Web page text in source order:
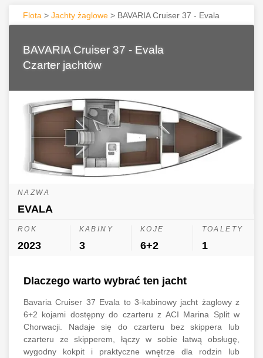
Flota > Jachty żaglowe > BAVARIA Cruiser 37 - Evala
BAVARIA Cruiser 37 - Evala
Czarter jachtów
NAZWA
EVALA
ROK
2023
KABINY
3
KOJE
6+2
TOALETY
1
Dlaczego warto wybrać ten jacht
Bavaria Cruiser 37 Evala to 3-kabinowy jacht żaglowy z
6+2 kojami dostępny do czarteru z ACI Marina Split w
Chorwacji. Nadaje się do czarteru bez skippera lub
czarteru ze skipperem, łączy w sobie łatwą obsługę,
wygodny kokpit i praktyczne wnętrze dla rodzin lub